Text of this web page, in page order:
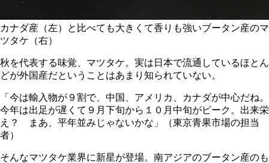
カナダ産（左）と比べても大きくて香りも強いブータン産のマ
ツタケ（右）
秋を代表する味覚、マツタケ。実は日本で流通しているほとん
どが外国産だということはあまり知られていない。
「今は輸入物が９割で、中国、アメリカ、カナダが中心だね。
今年は出足が遅くて９月下旬から１０月中旬がピーク。出来栄
え？ まあ、平年並みじゃないかな」（東京青果市場の担当
者）
そんなマツタケ業界に新星が登場。南アジアのブータン産のも